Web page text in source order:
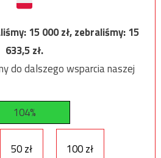
15 000zł, zebraliśmy:15
633,5zł.
do dalszego wsparcia naszej
104%
50 zł 100 zł